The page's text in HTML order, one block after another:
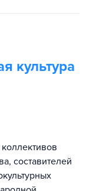
культура
составителей